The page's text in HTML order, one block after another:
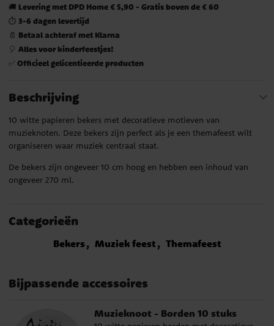
🚚 Levering met DPD Home € 5,90 - Gratis boven de € 60
⏱️ 3-6 dagen levertijd
📄 Betaal achteraf met Klarna
🎈 Alles voor kinderfeestjes!
✅ Officieel gelicentieerde producten
Beschrijving
10 witte papieren bekers met decoratieve motieven van
muzieknoten. Deze bekers zijn perfect als je een themafeest wilt
organiseren waar muziek centraal staat.
De bekers zijn ongeveer 10 cm hoog en hebben een inhoud van
ongeveer 270 ml.
Categorieën
Bekers Muziek feest Themafeest
Bijpassende accessoires
Muzieknoot - Borden 10 stuks